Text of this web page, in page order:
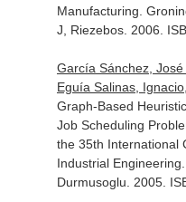
Manufacturing .
J, Riezebos. 2006.
García Sánchez,
Eguía Salinas,
Graph-Based
Job Scheduling
the 35th International
Industrial Engineering
Durmusoglu. 2005.